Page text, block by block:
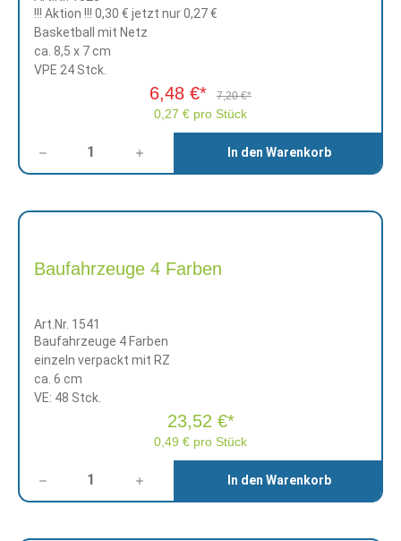
!!! Aktion !!! 0,30 € jetzt nur 0,27 €
Basketball mit Netz
ca. 8,5 x 7 cm
VPE 24 Stck.
0,27 € pro Stück
6,48 €* 7,20 €*
In den Warenkorb
Baufahrzeuge 4 Farben
Art.Nr. 1541
Baufahrzeuge 4 Farben
einzeln verpackt mit RZ
ca. 6 cm
VE: 48 Stck.
0,49 € pro Stück
23,52 €*
In den Warenkorb